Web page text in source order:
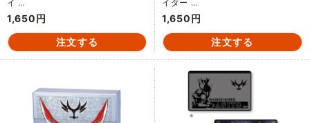
イ …
1,650円
イダー …
1,650円